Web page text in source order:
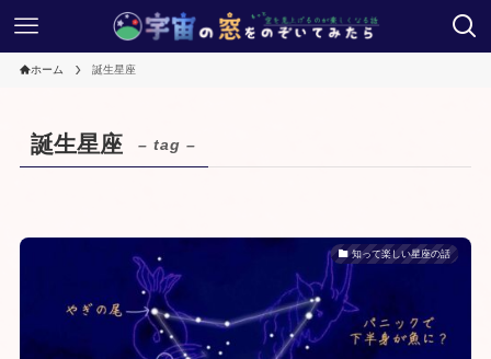
ホーム 誕生星座
誕生星座 – tag –
知って楽しい星座の話